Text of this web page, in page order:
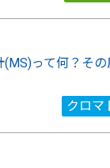
(MS)って何？そ
クロマ